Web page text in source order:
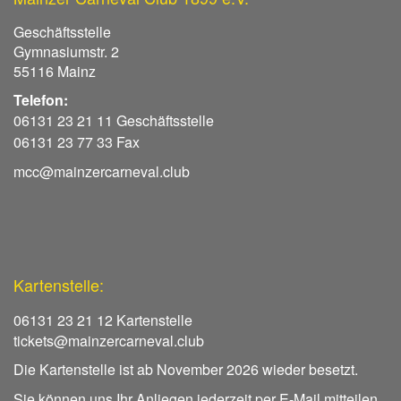
Geschäftsstelle
Gymnasiumstr. 2
55116 Mainz
Telefon:
06131 23 21 11 Geschäftsstelle
06131 23 77 33 Fax
mcc@mainzercarneval.club
Kartenstelle:
06131 23 21 12 Kartenstelle
tickets@mainzercarneval.club
Die Kartenstelle ist ab November 2026 wieder besetzt.